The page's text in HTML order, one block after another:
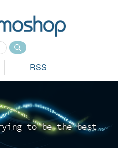
RSS
yi ng to be the best_